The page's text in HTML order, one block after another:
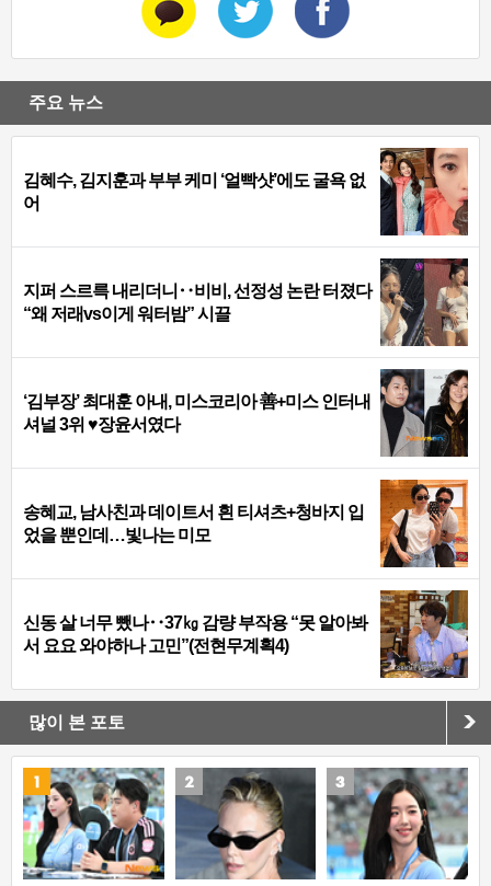
주요 뉴스
김혜수, 김지훈과 부부 케미 ‘얼빡샷’에도 굴욕 없
어
지퍼 스르륵 내리더니‥비비, 선정성 논란 터졌다
“왜 저래vs이게 워터밤” 시끌
‘김부장’ 최대훈 아내, 미스코리아 善+미스 인터내
셔널 3위 ♥장윤서였다
송혜교, 남사친과 데이트서 흰 티셔츠+청바지 입
었을 뿐인데…빛나는 미모
신동 살 너무 뺐나‥37㎏ 감량 부작용 “못 알아봐
서 요요 와야하나 고민”(전현무계획4)
많이 본 포토